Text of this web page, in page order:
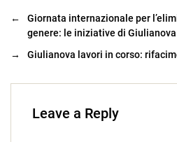
←
Giornata internazionale per
genere: le iniziative di Giulianova
→
Giulianova lavori in corso:
Leave a Reply